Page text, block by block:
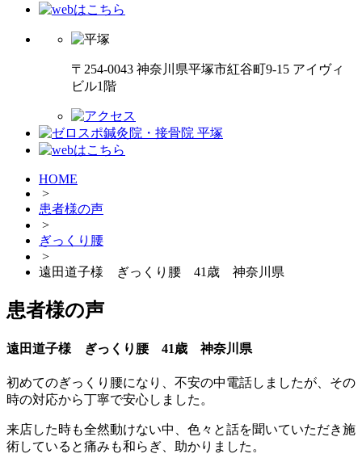
〒254-0043 神奈川県平塚市紅谷町9-15 アイヴィ
ビル1階
HOME
>
患者様の声
>
ぎっくり腰
>
遠田道子様 ぎっくり腰 41歳 神奈川県
患者様の声
遠田道子様 ぎっくり腰 41歳 神奈川県
初めてのぎっくり腰になり、不安の中電話しましたが、その
時の対応から丁寧で安心しました。
来店した時も全然動けない中、色々と話を聞いていただき施
術していると痛みも和らぎ、助かりました。